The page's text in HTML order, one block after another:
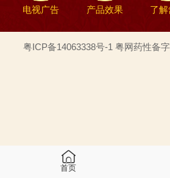
电视广告 产品效果 了
粤ICP备14063338号-
首页